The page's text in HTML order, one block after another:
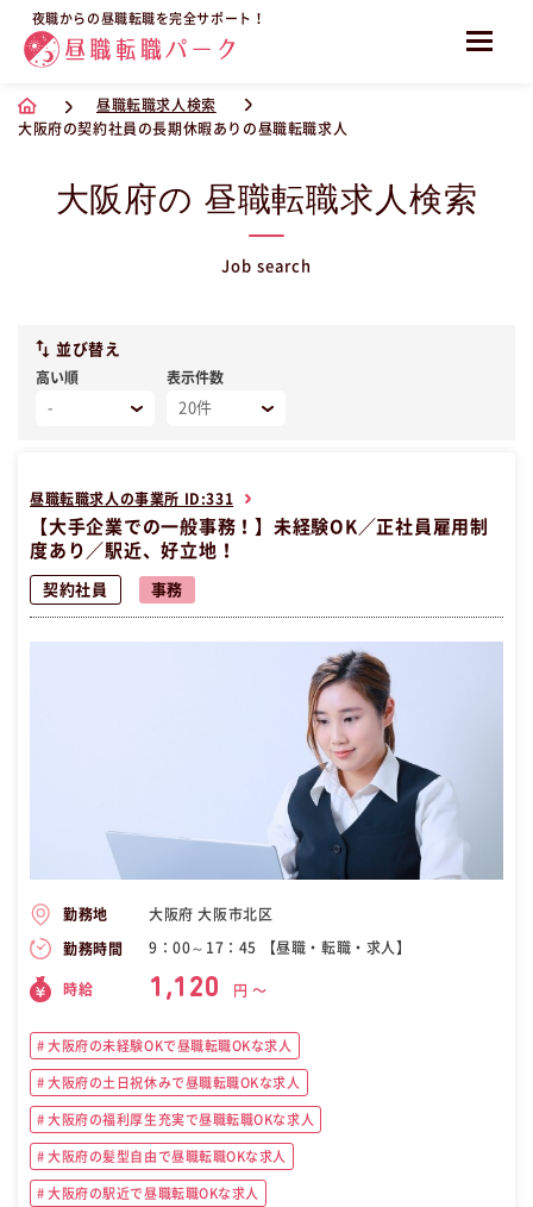
夜職からの昼職転職を完全サポート！
昼職転職求人検索
大阪府の契約社員の長期休暇ありの昼職転職求人
大阪府の 昼職転職求人検索
Job search
並び替え
高い順 表示件数
昼職転職求人の事業所 ID:331
【大手企業での一般事務！】未経験OK／正社員雇用制
度あり／駅近、好立地！
契約社員 事務
勤務地 大阪府 大阪市北区
勤務時間 9：00～17：45 【昼職・転職・求人】
時給 1,120 円 〜
大阪府の未経験OKで昼職転職OKな求人
大阪府の土日祝休みで昼職転職OKな求人
大阪府の福利厚生充実で昼職転職OKな求人
大阪府の髪型自由で昼職転職OKな求人
大阪府の駅近で昼職転職OKな求人